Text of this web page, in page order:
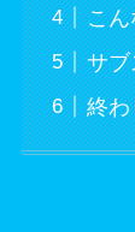
こん
サブ
終わ